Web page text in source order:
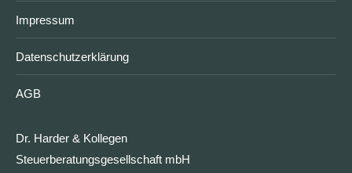
Impressum
Datenschutzerklärung
AGB
Dr. Harder & Kollegen
Steuerberatungsgesellschaft mbH